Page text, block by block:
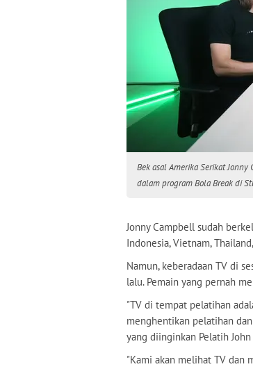
Bek asal Amerika Serikat
dalam program Bola Break di
Jonny Campbell sudah
Indonesia, Vietnam,
Namun, keberadaan TV di
lalu. Pemain yang pernah
"TV di tempat pelatihan
menghentikan pelatihan
yang diinginkan Pelatih
"Kami akan melihat TV dan